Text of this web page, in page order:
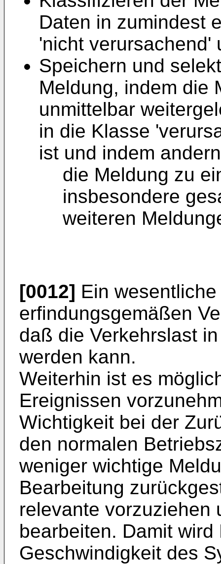
Daten in zumindest
'nicht verursachend'
Speichern und
Meldung, indem die
unmittelbar
in die Klasse
ist und indem
die Meldung zu
insbesondere
weiteren
[0012] Ein
erfindungsgemäßen
daß die Verkehrslast
werden kann.
Weiterhin ist es
Ereignissen
Wichtigkeit bei der
den normalen
weniger wichtige
Bearbeitung
relevante vorzuziehen
bearbeiten. Damit
Geschwindigkeit des